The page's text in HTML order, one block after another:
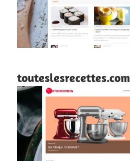
touteslesrecettes.com